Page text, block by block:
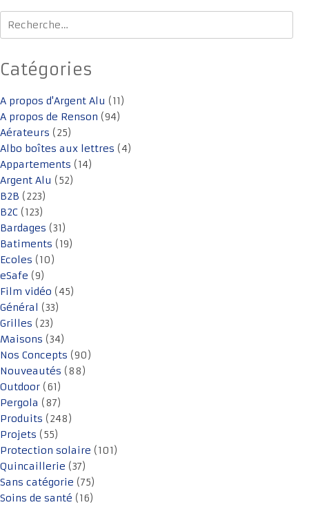
Rechercher :
Catégories
A propos d'Argent Alu (11)
A propos de Renson (94)
Aérateurs (25)
Albo boîtes aux lettres (4)
Appartements (14)
Argent Alu (52)
B2B (223)
B2C (123)
Bardages (31)
Batiments (19)
Ecoles (10)
eSafe (9)
Film vidéo (45)
Général (33)
Grilles (23)
Maisons (34)
Nos Concepts (90)
Nouveautés (88)
Outdoor (61)
Pergola (87)
Produits (248)
Projets (55)
Protection solaire (101)
Quincaillerie (37)
Sans catégorie (75)
Soins de santé (16)